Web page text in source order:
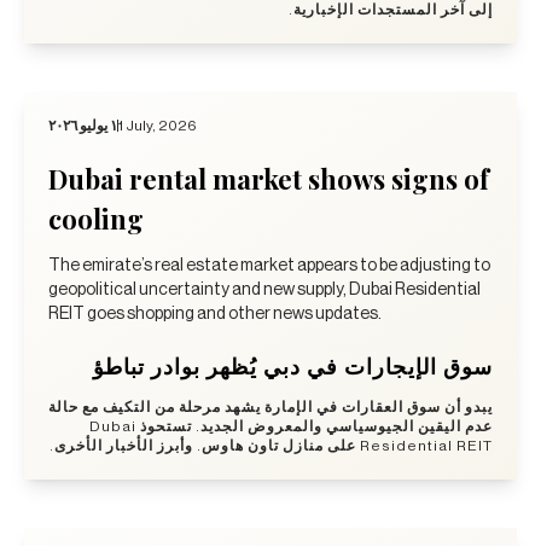
إلى آخر المستجدات الإخبارية.
١ يوليو ٢٠٢٦1 July, 2026
Dubai rental market shows signs of
cooling
The emirate’s real estate market appears to be adjusting to
geopolitical uncertainty and new supply, Dubai Residential
REIT goes shopping and other news updates.
سوق الإيجارات في دبي يُظهر بوادر تباطؤ
يبدو أن سوق العقارات في الإمارة يشهد مرحلة من التكيف مع حالة
عدم اليقين الجيوسياسي والمعروض الجديد. تستحوذ Dubai
Residential REIT على منازل تاون هاوس. وأبرز الأخبار الأخرى.